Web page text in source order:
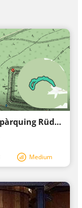
Ruta circular de senderisme de pàrquing Rüdenau Lattweg 8 : Winnengrundweg
Medium